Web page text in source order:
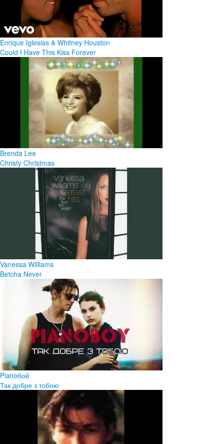
Enrique Iglesias & Whitney Houston
Could I Have This Kiss Forever
Brenda Lee
Christy Christmas
Vanessa Williams
Betcha Never
Pianoбой
Так добре з тобою